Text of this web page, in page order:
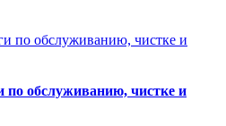
по обслуживанию, чистке и